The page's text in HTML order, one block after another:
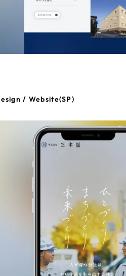
/ Website(SP)